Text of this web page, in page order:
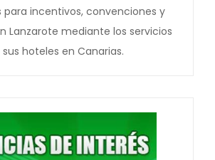
para incentivos, convenciones y
Lanzarote mediante los servicios
hoteles en Canarias.